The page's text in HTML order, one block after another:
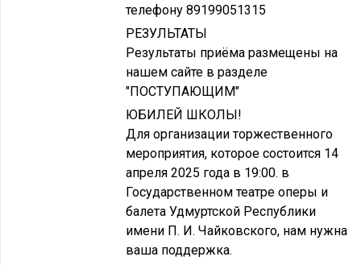
телефону 89199051315
РЕЗУЛЬТАТЫ
Результаты приёма размещены на
нашем сайте в разделе
"ПОСТУПАЮЩИМ"
ЮБИЛЕЙ ШКОЛЫ!
Для организации торжественного
мероприятия, которое состоится 14
апреля 2025 года в 19:00. в
Государственном театре оперы и
балета Удмуртской Республики
имени П. И. Чайковского, нам нужна
ваша поддержка.